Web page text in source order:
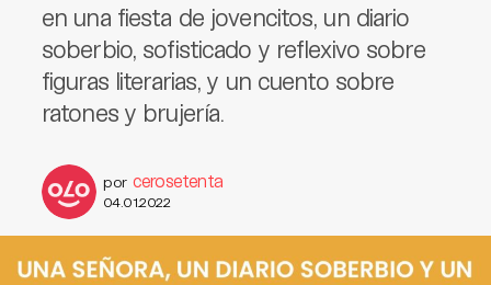
en una fiesta de jovencitos, un diario
soberbio, sofisticado y reflexivo sobre
figuras literarias, y un cuento sobre
ratones y brujería.
por cerosetenta
04.01.2022